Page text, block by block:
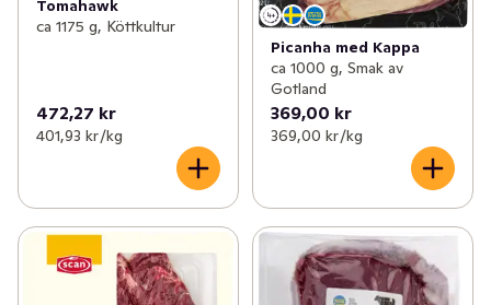
Tomahawk
ca 1175 g, Köttkultur
472,27 kr
401,93 kr /kg
Picanha med Kappa
ca 1000 g, Smak av
Gotland
369,00 kr
369,00 kr /kg